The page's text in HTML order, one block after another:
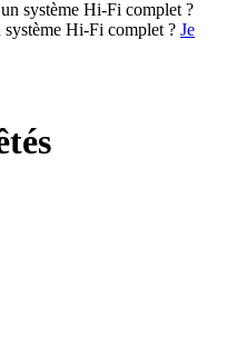
Hi-Fi complet ? Je